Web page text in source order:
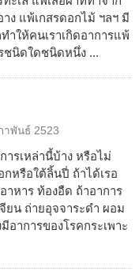
ง แพ้เกสรดอกไม้ ฯลฯ มี
ให้คนเราเกิดอาการแพ้
ชนิดใดชนิดหนึ่ง ...
าพันธ์ 2523
ารเหล่านี้บ้าง หรือไม่
หรือใต้ลิ้นปี่ ถ้าได้เรอ
าหาร ท้องอืด ถ้าอาการ
น ถ่ายอุจจาระดำ ผอม
าการของโรคกระเพาะ